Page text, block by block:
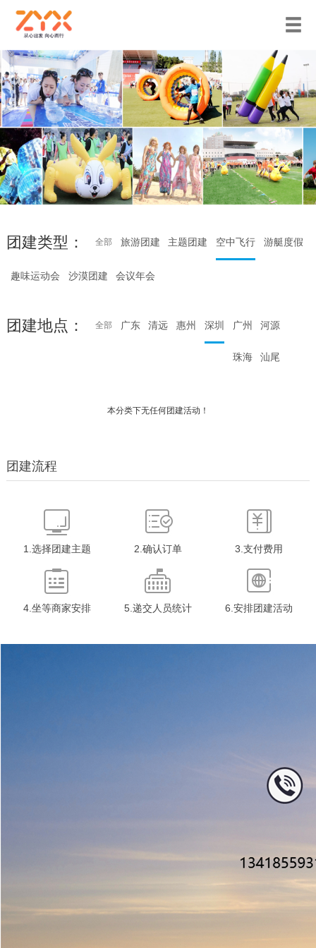
团建类型： 全部 旅游团建 主题团建 空中飞行 游艇度假
趣味运动会 沙漠团建 会议年会
团建地点： 全部 广东 清远 惠州 深圳 广州 河源
珠海 汕尾
本分类下无任何团建活动！
团建流程
1.选择团建主题 2.确认订单 3.支付费用
4.坐等商家安排 5.递交人员统计 6.安排团建活动